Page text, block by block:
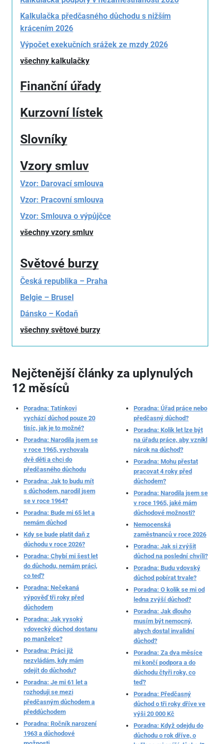
Kalkulačka předčasného důchodu s nižším
krácením 2026
Výpočet exekučních srážek ze mzdy 2026
všechny kalkulačky
Finanční úřady
Kurzovní lístek
Slovníky
Vzory smluv
Vzor: Darovací smlouva
Vzor: Pracovní smlouva
Vzor: Smlouva o výpůjčce
všechny vzory smluv
Světové burzy
Česká republika – Praha
Belgie – Brusel
Dánsko – Kodaň
všechny světové burzy
Nejčtenější články za uplynulých
12 měsíců
Poradna: Tatínkovi
vychází důchod pouze 20
tisíc, jak je to možné?
Poradna: Narodila jsem se
v roce 1965, vychovala
dvě děti a chci do
předčasného důchodu
Poradna: Jak to budu mít
s důchodem, narodil jsem
se v roce 1964?
Poradna: Bude mi 65 let a
nemám důchod
Kdy se bude platit daň z
důchodu v roce 2026?
Poradna: Chybí mi šest let
do důchodu, nemám práci,
co teď?
Poradna: Nečekaná
výpověď tři roky před
důchodem
Poradna: Jak vysoký
vdovecký důchod dostanu
po manželce?
Poradna: Práci již
nezvládám, kdy mám
odejít do důchodu?
Poradna: Je mi 61 let a
rozhoduji se mezi
předčasným důchodem a
předdůchodem
Poradna: Ročník narození
1963 a důchodové
Poradna: Úřad práce nebo
předčasný důchod?
Poradna: Kolik let lze být
na úřadu práce, aby vznikl
nárok na důchod?
Poradna: Mohu přestat
pracovat 4 roky před
důchodem?
Poradna: Narodila jsem se
v roce 1965, jaké mám
důchodové možnosti?
Nemocenská
zaměstnanců v roce 2026
Poradna: Jak si zvýšit
důchod na poslední chvíli?
Poradna: Budu vdovský
důchod pobírat trvale?
Poradna: O kolik se mi od
ledna zvýší důchod?
Poradna: Jak dlouho
musím být nemocný,
abych dostal invalidní
důchod?
Poradna: Za dva měsíce
mi končí podpora a do
důchodu čtyři roky, co
teď?
Poradna: Předčasný
důchod o tři roky dříve ve
výši 20 000 Kč
Poradna: Když odejdu do
důchodu o rok dříve, o